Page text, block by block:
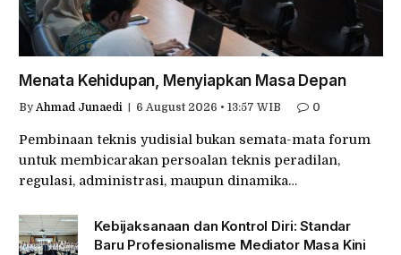
Menata Kehidupan, Menyiapkan Masa Depan
By Ahmad Junaedi 6 August 2026 • 13:57 WIB 0
Pembinaan teknis yudisial bukan semata-mata forum
untuk membicarakan persoalan teknis peradilan,
regulasi, administrasi, maupun dinamika…
Kebijaksanaan dan Kontrol Diri: Standar
Baru Profesionalisme Mediator Masa Kini